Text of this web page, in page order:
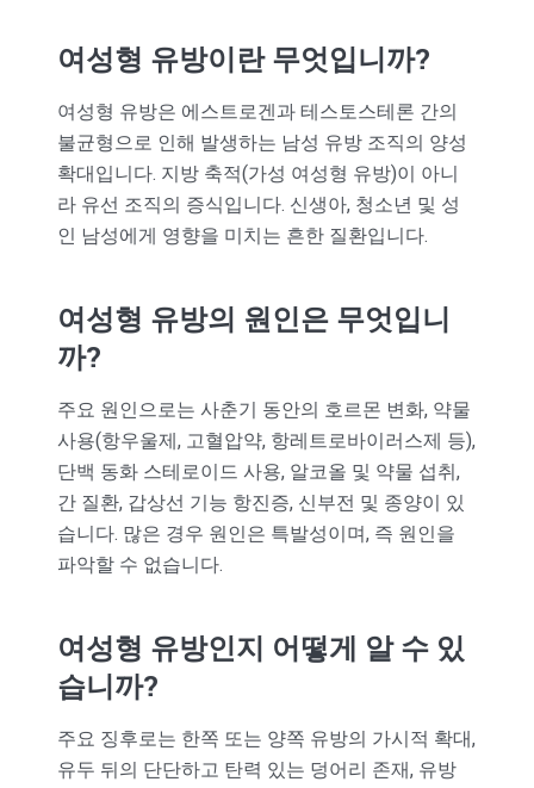
여성형 유방이란 무엇입니까?
여성형 유방은 에스트로겐과 테스토스테론 간의
불균형으로 인해 발생하는 남성 유방 조직의 양성
확대입니다. 지방 축적(가성 여성형 유방)이 아니
라 유선 조직의 증식입니다. 신생아, 청소년 및 성
인 남성에게 영향을 미치는 흔한 질환입니다.
여성형 유방의 원인은 무엇입니
까?
주요 원인으로는 사춘기 동안의 호르몬 변화, 약물
사용(항우울제, 고혈압약, 항레트로바이러스제 등),
단백 동화 스테로이드 사용, 알코올 및 약물 섭취,
간 질환, 갑상선 기능 항진증, 신부전 및 종양이 있
습니다. 많은 경우 원인은 특발성이며, 즉 원인을
파악할 수 없습니다.
여성형 유방인지 어떻게 알 수 있
습니까?
주요 징후로는 한쪽 또는 양쪽 유방의 가시적 확대,
유두 뒤의 단단하고 탄력 있는 덩어리 존재, 유방